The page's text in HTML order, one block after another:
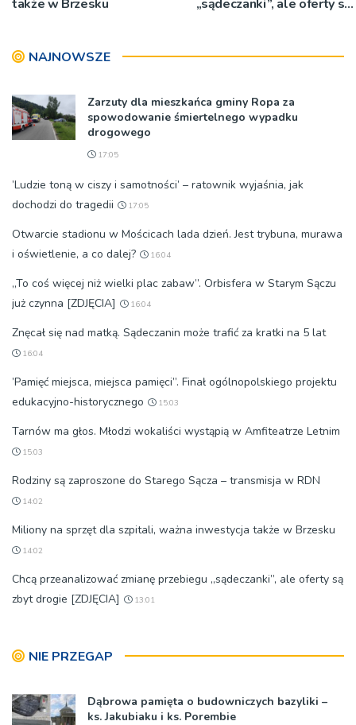
także w Brzesku
„sądeczanki”, ale oferty są
NAJNOWSZE
Zarzuty dla mieszkańca gminy Ropa za
spowodowanie śmiertelnego wypadku
drogowego
17:05
’Ludzie toną w ciszy i samotności’ – ratownik wyjaśnia, jak
dochodzi do tragedii
17:05
Otwarcie stadionu w Mościcach lada dzień. Jest trybuna, murawa
i oświetlenie, a co dalej?
16:04
„To coś więcej niż wielki plac zabaw”. Orbisfera w Starym Sączu
już czynna [ZDJĘCIA]
16:04
Znęcał się nad matką. Sądeczanin może trafić za kratki na 5 lat
16:04
’Pamięć miejsca, miejsca pamięci”. Finał ogólnopolskiego projektu
edukacyjno-historycznego
15:03
Tarnów ma głos. Młodzi wokaliści wystąpią w Amfiteatrze Letnim
15:03
Rodziny są zaproszone do Starego Sącza – transmisja w RDN
14:02
Miliony na sprzęt dla szpitali, ważna inwestycja także w Brzesku
14:02
Chcą przeanalizować zmianę przebiegu „sądeczanki”, ale oferty są
zbyt drogie [ZDJĘCIA]
13:01
NIE PRZEGAP
Dąbrowa pamięta o budowniczych bazyliki –
ks. Jakubiaku i ks. Porembie